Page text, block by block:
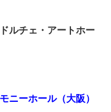
ドルチェ・アートホー
ニーホール（大阪）